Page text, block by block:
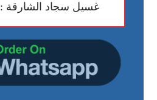
غسيل سجاد الشارقة : 0568950034